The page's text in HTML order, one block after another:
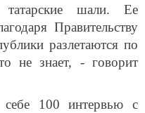
татарские шали. Ее
Правительству
разлетаются по
не знает, - говорит
100 интервью с